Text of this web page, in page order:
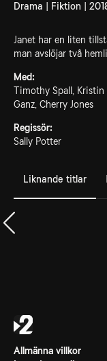
Drama | Fiktion |
Janet har en liten
man avslöjar två
Med:
Timothy Spall, Kristin
Ganz, Cherry Jones
Regissör:
Sally Potter
Liknande titlar
Allmänna villkor